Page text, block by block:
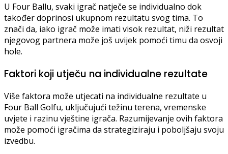
U Four Ballu, svaki igrač natječe se individualno dok
također doprinosi ukupnom rezultatu svog tima. To
znači da, iako igrač može imati visok rezultat, niži rezultat
njegovog partnera može još uvijek pomoći timu da osvoji
hole.
Faktori koji utječu na individualne rezultate
Više faktora može utjecati na individualne rezultate u
Four Ball Golfu, uključujući težinu terena, vremenske
uvjete i razinu vještine igrača. Razumijevanje ovih faktora
može pomoći igračima da strategiziraju i poboljšaju svoju
izvedbu.